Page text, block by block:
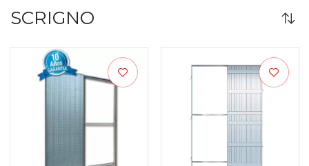
SCRIGNO